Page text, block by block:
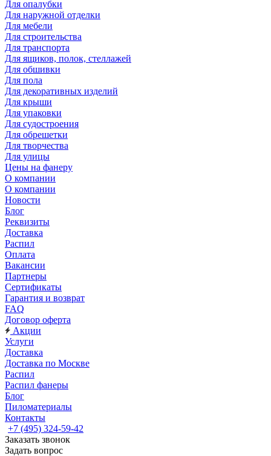
Для опалубки
Для наружной отделки
Для мебели
Для строительства
Для транспорта
Для ящиков, полок, стеллажей
Для обшивки
Для пола
Для декоративных изделий
Для крыши
Для упаковки
Для судостроения
Для обрешетки
Для творчества
Для улицы
Цены на фанеру
О компании
О компании
Новости
Блог
Реквизиты
Доставка
Распил
Оплата
Вакансии
Партнеры
Сертификаты
Гарантия и возврат
FAQ
Договор оферта
Акции
Услуги
Доставка
Доставка по Москве
Распил
Распил фанеры
Блог
Пиломатериалы
Контакты
+7 (495) 324-59-42
Заказать звонок
Задать вопрос